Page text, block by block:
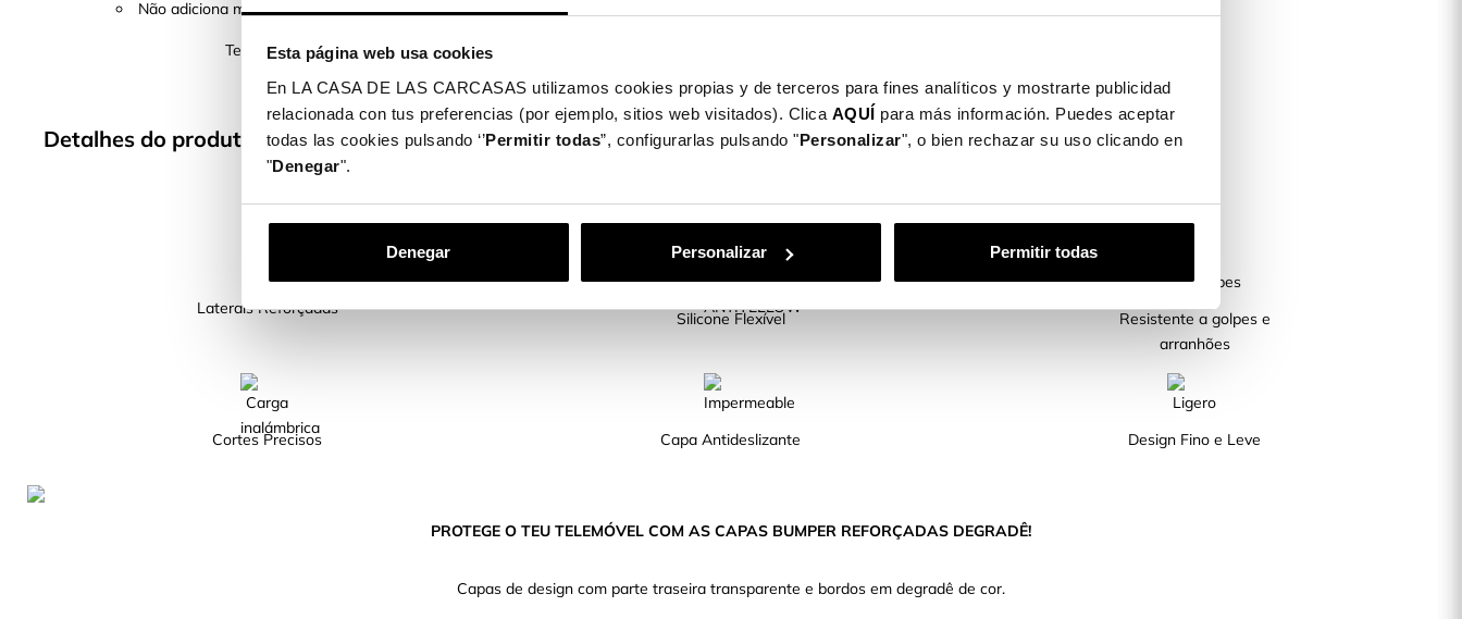
Esta página web usa cookies
En LA CASA DE LAS CARCASAS utilizamos cookies propias y de terceros para fines analíticos y mostrarte publicidad
relacionada con tus preferencias (por ejemplo, sitios web visitados). Clica AQUÍ para más información. Puedes aceptar
todas las cookies pulsando ‘’Permitir todas”, configurarlas pulsando "Personalizar", o bien rechazar su uso clicando en
"Denegar".
Denegar Personalizar Permitir todas
Não adiciona muito peso nem volume ao teu telemóvel.
Temos mais de 400 modelos de telemóvel disponíveis para ti!
Detalhes do produto
CARACTERÍSTICAS DO PRODUTO
Laterais Reforçadas
Silicone Flexível
Resistente a golpes e
arranhões
Cortes Precisos Capa Antideslizante Design Fino e Leve
PROTEGE O TEU TELEMÓVEL COM AS CAPAS BUMPER REFORÇADAS DEGRADÊ!
Capas de design com parte traseira transparente e bordos em degradê de cor.